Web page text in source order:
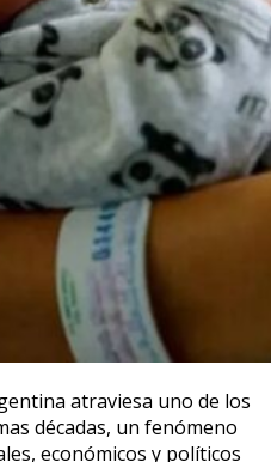
atraviesa uno de los
décadas, un fenómeno
económicos y políticos